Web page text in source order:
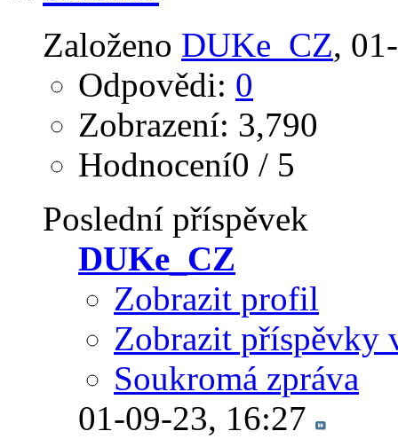
Založeno DUKe_CZ‎,
Odpovědi: 0
Zobrazení: 3,790
Hodnocení0 / 5
Poslední příspěvek
DUKe_CZ
Zobrazit profil
Zobrazit příspěvky
Soukromá zpráva
01-09-23, 16:27